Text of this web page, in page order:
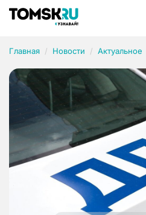
Главная Новости Актуальное